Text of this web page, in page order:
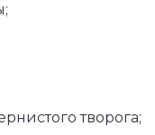
творога;